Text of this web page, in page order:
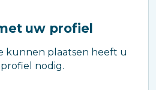
uw profiel
kunnen plaatsen heeft u
nodig.